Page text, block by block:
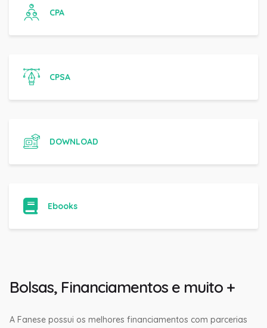
CPA
CPSA
DOWNLOAD
Ebooks
Bolsas, Financiamentos e muito +
A Fanese possui os melhores financiamentos com parcerias